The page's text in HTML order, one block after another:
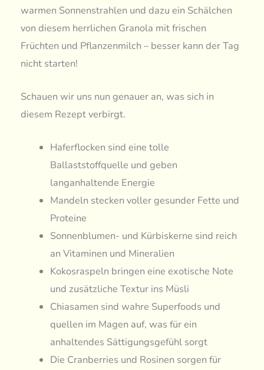
warmen Sonnenstrahlen und dazu ein Schälchen
von diesem herrlichen Granola mit frischen
Früchten und Pflanzenmilch – besser kann der Tag
nicht starten!
Schauen wir uns nun genauer an, was sich in
diesem Rezept verbirgt.
Haferflocken sind eine tolle
Ballaststoffquelle und geben
langanhaltende Energie
Mandeln stecken voller gesunder Fette und
Proteine
Sonnenblumen- und Kürbiskerne sind reich
an Vitaminen und Mineralien
Kokosraspeln bringen eine exotische Note
und zusätzliche Textur ins Müsli
Chiasamen sind wahre Superfoods und
quellen im Magen auf, was für ein
anhaltendes Sättigungsgefühl sorgt
Die Cranberries und Rosinen sorgen für